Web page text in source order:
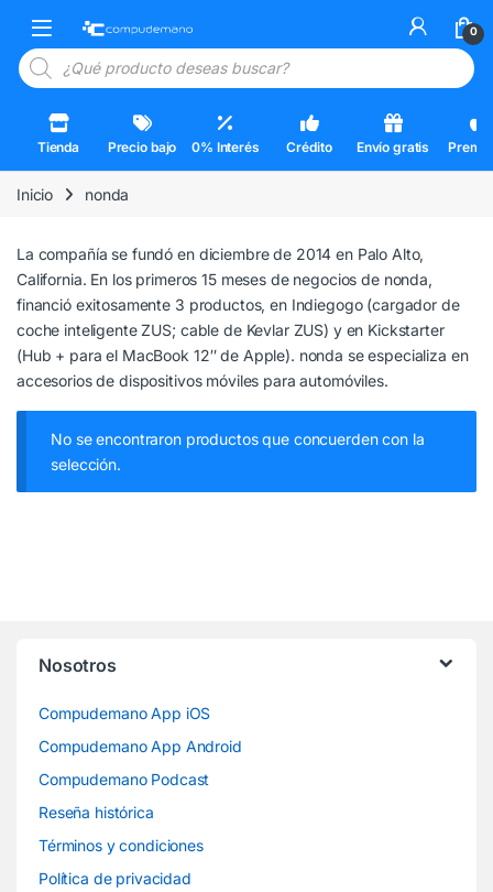
Open 0
Búsqueda de productos
Tienda Precio bajo 0% Interés Crédito Envío gratis
Inicio nonda
La compañía se fundó en diciembre de 2014 en Palo Alto,
California. En los primeros 15 meses de negocios de nonda,
financió exitosamente 3 productos, en Indiegogo (cargador de
coche inteligente ZUS; cable de Kevlar ZUS) y en Kickstarter
(Hub + para el MacBook 12″ de Apple). nonda se especializa en
accesorios de dispositivos móviles para automóviles.
No se encontraron productos que concuerden con la
selección.
Nosotros
Compudemano App iOS
Compudemano App Android
Compudemano Podcast
Reseña histórica
Términos y condiciones
Política de privacidad